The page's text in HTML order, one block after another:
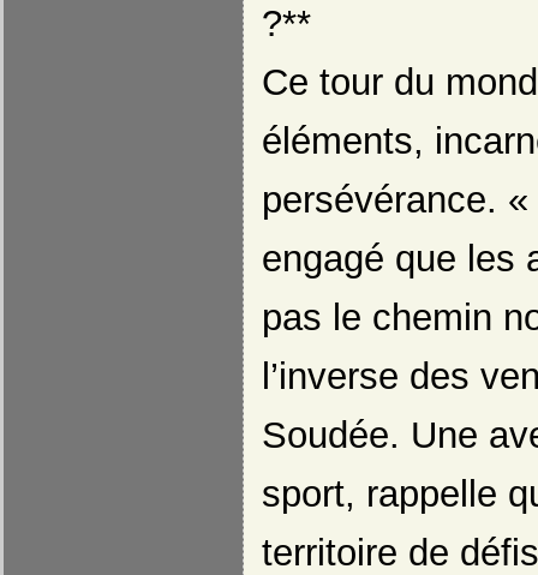
?**
Ce tour du
éléments,
persévérance.
engagé que les
pas le chemin
l’inverse des
Soudée. Une
sport, rappelle
territoire de